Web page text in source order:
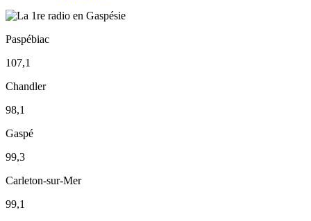
Paspébiac
107,1
Chandler
98,1
Gaspé
99,3
Carleton-sur-Mer
99,1